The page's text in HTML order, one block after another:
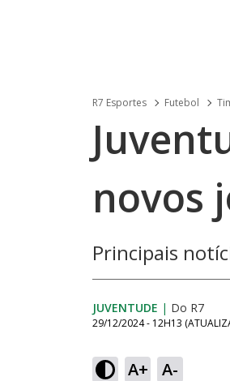
R7 Esportes Futebol
novos
Principais
JUVENTUDE | Do R7
29/12/2024 - 12H13
A+ A-